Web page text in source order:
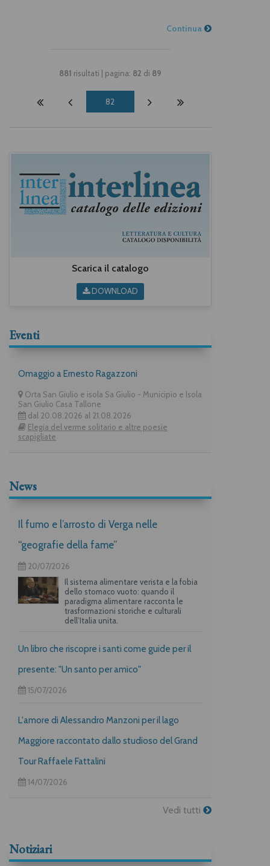
Continua
881 risultati | pagina: 82 di 89
82
Scarica il catalogo
DOWNLOAD
Eventi
Omaggio a Ernesto Ragazzoni
Orta San Giulio e isola Sa Giulio - Municipio e Isola
San Giulio Casa Tallone
dal 20.08.2026 al 21.08.2026
Elegia del verme solitario e altre poesie
scapigliate
News
Il fumo e l’arrosto di Verga nelle
“geografie della fame”
20/07/2026
Il sistema alimentare verista e la fobia
dello stomaco vuoto: quando il
paradigma alimentare racconta le
trasformazioni storiche e culturali
dell’Italia unita.
Un libro che riscopre i santi come guide per il
presente: "Un santo per amico"
15/07/2026
L'amore di Alessandro Manzoni per il lago
Maggiore raccontato dallo studioso del Grand
Tour Raffaele Fattalini
14/07/2026
Vedi tutti
Notiziari